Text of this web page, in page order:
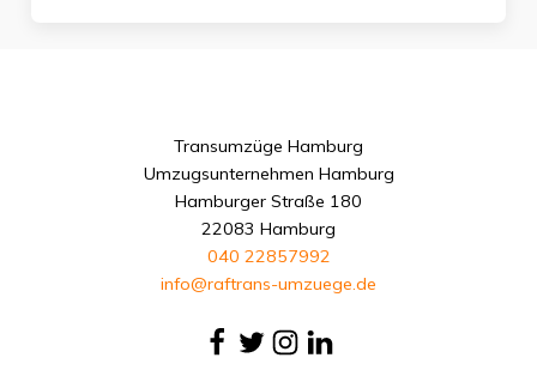
Transumzüge Hamburg
Umzugsunternehmen Hamburg
Hamburger Straße 180
22083 Hamburg
040 22857992
info@raftrans-umzuege.de